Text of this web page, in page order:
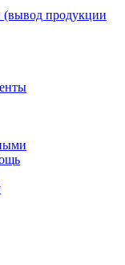
(вывод продукции